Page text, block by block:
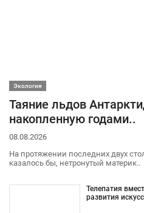
Экология
Таяние льдов
накопленную годами..
08.08.2026
На протяжении последних двух
казалось бы, нетронутый материк..
Телепатия
развития